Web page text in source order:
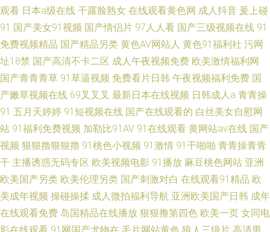
观看 日本a级在线 干露脸熟女 在线观看黄色网 成人抖音 爰上碰
91 国产美女91视频 国产情侣片 97人人看 国产三级视频在线 91
免费视频精品 国产精品另类 黄色AV网站人 黄色91福利社 污网
址18禁 国产高清不卡二区 成人午夜视频免费 欧美激情福利网
国产青青青草 91草逼视频 免费看片日韩 午夜视频福利免费 国
产嫩草视频在线 69叉叉叉 最新日本在线视频 日韩成人a 青青操
91 五月天婷婷 91短视频在线 国产在线观看的 白丝美女自慰网
站 91福利免费视频 加勒比91AV 91在线观看 黄网站av在线 国产
视频 狠狠擼狠狠擼 91桃色小视频 91激情 91干啪啪 青青操青青
干 主播诱惑无码专区 欧美视频电影 91播放 麻豆桃色网站 亚洲
欧美国产另类 欧美伦理另类 国产刺激对白 在线观看91精品 欧
美成年视频 操碰操揉 成人微拍福利导航 亚洲欧美国产日韩 成年
在线观看免费 岛国精品在线播放 狠狠撸第四色 欧美一页 女同电